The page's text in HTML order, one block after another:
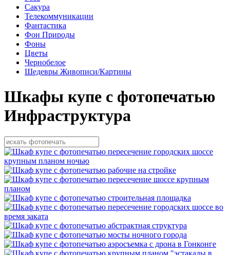
Сакура
Телекоммуникации
Фантастика
Фон Природы
Фоны
Цветы
Чернобелое
Шедевры Живописи/Картины
Шкафы купе с фотопечатью
Инфраструктура